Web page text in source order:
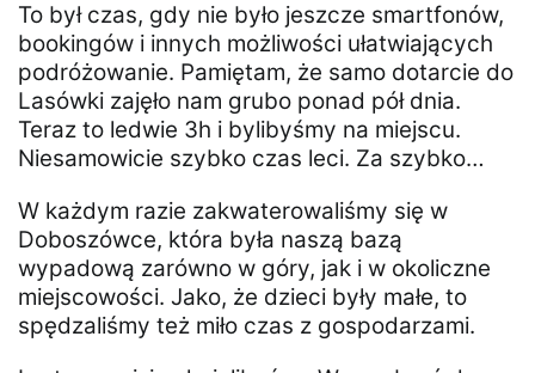
To był czas, gdy nie było jeszcze smartfonów,
bookingów i innych możliwości ułatwiających
podróżowanie. Pamiętam, że samo dotarcie do
Lasówki zajęło nam grubo ponad pół dnia.
Teraz to ledwie 3h i bylibyśmy na miejscu.
Niesamowicie szybko czas leci. Za szybko…
W każdym razie zakwaterowaliśmy się w
Doboszówce, która była naszą bazą
wypadową zarówno w góry, jak i w okoliczne
miejscowości. Jako, że dzieci były małe, to
spędzaliśmy też miło czas z gospodarzami.